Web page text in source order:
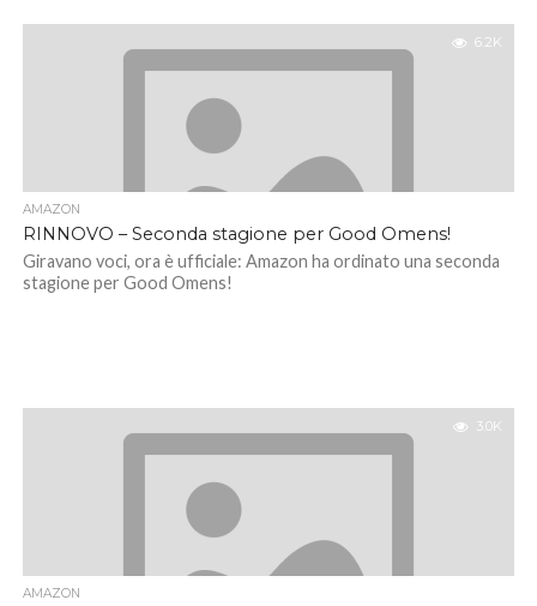
6.2K
AMAZON
RINNOVO – Seconda stagione per Good Omens!
Giravano voci, ora è ufficiale: Amazon ha ordinato una seconda
stagione per Good Omens!
3.0K
AMAZON